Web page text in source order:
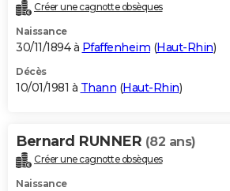
Créer une cagnotte obsèques
Naissance
30/11/1894 à Pfaffenheim (Haut-Rhin)
Décès
10/01/1981 à Thann (Haut-Rhin)
Bernard RUNNER (82 ans)
Créer une cagnotte obsèques
Naissance